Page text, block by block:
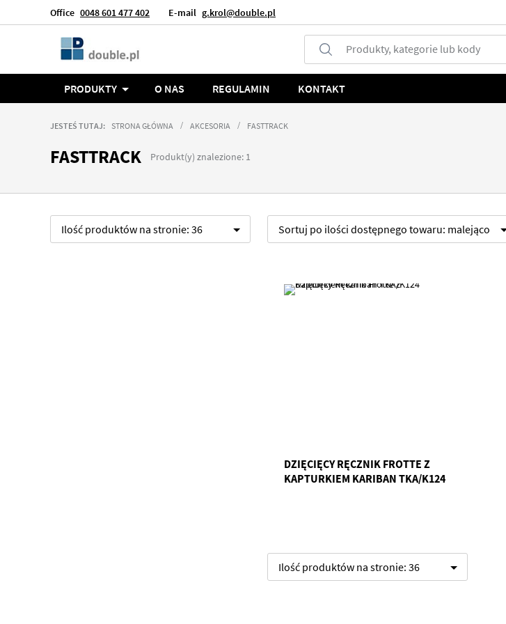
Office 0048 601 477 402 E-mail g.krol@double.pl
Język
Produkty, kategorie lub kody
PRODUKTY O NAS REGULAMIN KONTAKT
JESTEŚ TUTAJ: STRONA GŁÓWNA AKCESORIA FASTTRACK
FASTTRACK Produkt(y) znalezione: 1
Ilość produktów na stronie: 36 Sortuj po ilości dostępnego towaru: malejąco
DZIĘCIĘCY RĘCZNIK FROTTE Z
KAPTURKIEM KARIBAN TKA/K124
Ilość produktów na stronie: 36